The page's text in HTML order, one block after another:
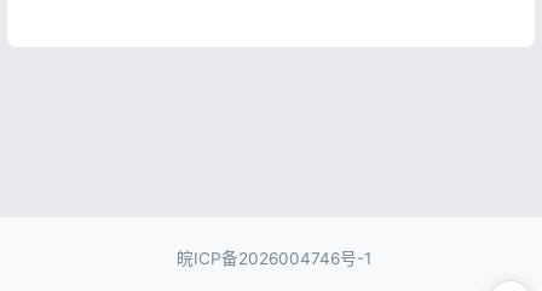
皖ICP备2026004746号-1